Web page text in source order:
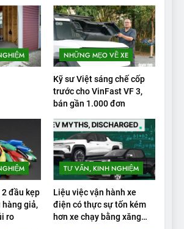
NHỮNG MẸO VỀ XE
Kỹ sư Việt sáng chế cốp
trước cho VinFast VF 3,
bán gần 1.000 đơn
đầu kẹp
hàng giả,
ro
TƯ VẤN, KINH NGHIỆM
Liệu việc vận hành xe
điện có thực sự tốn kém
hơn xe chạy bằng xăng